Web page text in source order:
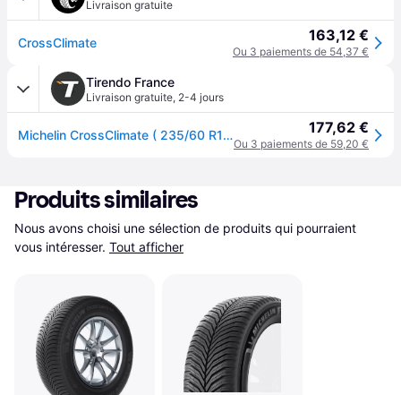
Livraison gratuite
CrossClimate 163,12 €
Ou 3 paiements de 54,37 €
Tirendo France
Livraison gratuite, 2-4 jours
Michelin CrossClimate ( 235/60 R18 103V AO, EV Suitable, SUV ) 177,62 €
Ou 3 paiements de 59,20 €
Produits similaires
Nous avons choisi une sélection de produits qui pourraient
vous intéresser. Tout afficher